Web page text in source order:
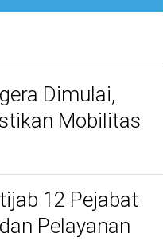
Dimulai,
Mobilitas
12 Pejabat
Pelayanan